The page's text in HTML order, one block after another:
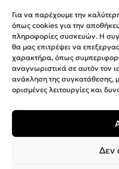
Για να παρέχουμε την
όπως cookies για την
πληροφορίες συσκευών. Η
θα μας επιτρέψει να
χαρακτήρα, όπως
αναγνωριστικά σε αυτόν τον
ανάκληση της συγκατάθεσης,
ορισμένες λειτουργίες και
Δεν
MEGA